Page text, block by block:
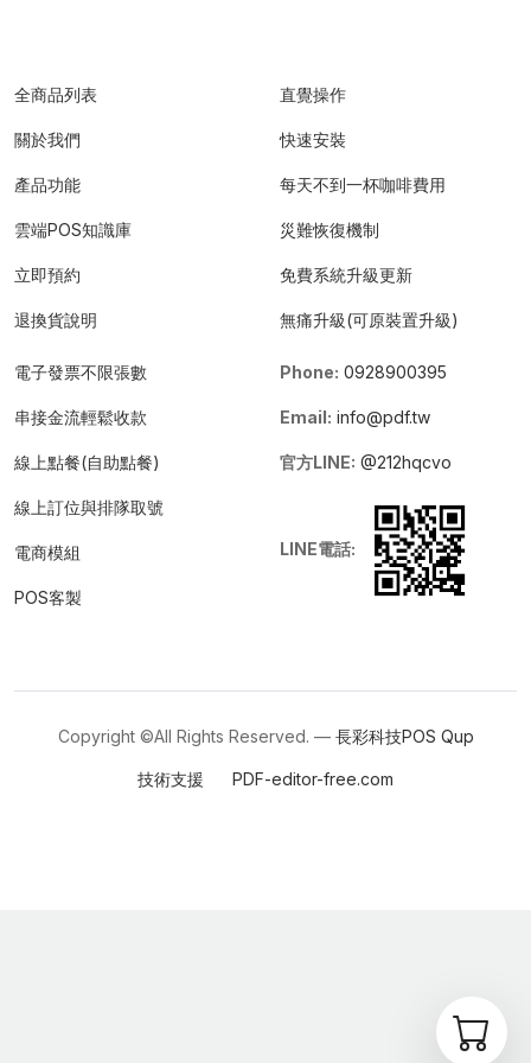
全商品列表
關於我們
產品功能
雲端POS知識庫
立即預約
退換貨說明
直覺操作
快速安裝
每天不到一杯咖啡費用
災難恢復機制
免費系統升級更新
無痛升級(可原裝置升級)
電子發票不限張數
串接金流輕鬆收款
線上點餐(自助點餐)
線上訂位與排隊取號
電商模組
POS客製
Phone: 0928900395
Email: info@pdf.tw
官方LINE: @212hqcvo
LINE電話:
Copyright ©All Rights Reserved. — 長彩科技POS Qup
技術支援 PDF-editor-free.com